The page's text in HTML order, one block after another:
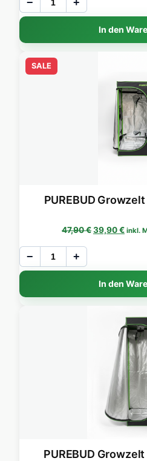
In den
SALE
PUREBUD
47,90€39,90€ inkl.
− +
In den
PUREBUD